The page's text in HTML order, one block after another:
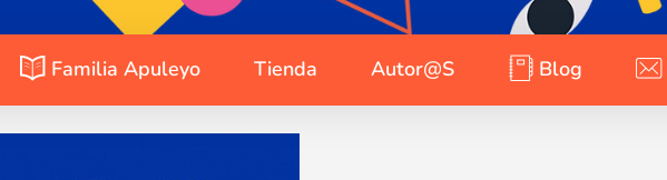
Familia Apuleyo Tienda Autor@s Blog